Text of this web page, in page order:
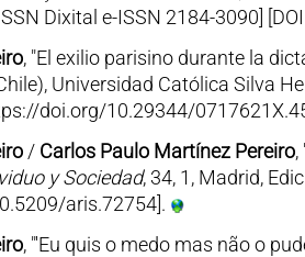
Dixital e-ISSN 2184-3090]
, "El exilio parisino durante la
Universidad Católica Silva
doi.org/10.29344/
/ Carlos Paulo Martínez Pereiro,
y Sociedad, 34, 1, Madrid,
aris.72754].
, "'Eu quis o medo mas não o